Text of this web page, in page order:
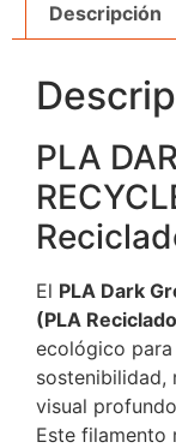
Descripción
PLA
El PLA Dark
(PLA
ecológico
sostenibilidad,
visual
Este filamento